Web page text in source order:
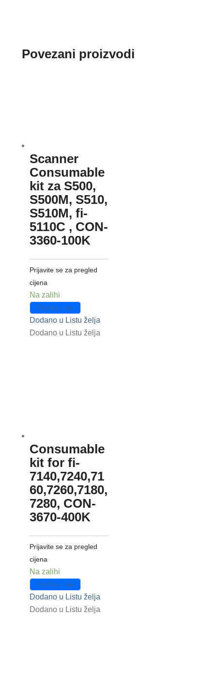
Povezani proizvodi
Scanner
Consumable
kit za S500,
S500M, S510,
S510M, fi-
5110C , CON-
3360-100K
Prijavite se za pregled
cijena
Na zalihi
Pročitaj više
Dodano u Listu želja
Dodano u Listu želja
Consumable
kit for fi-
7140,7240,71
60,7260,7180,
7280, CON-
3670-400K
Prijavite se za pregled
cijena
Na zalihi
Pročitaj više
Dodano u Listu želja
Dodano u Listu želja